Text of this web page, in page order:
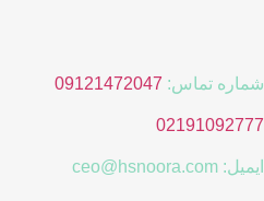
شماره تماس: 09121472047
02191092777
ایمیل: ceo@hsnoora.com